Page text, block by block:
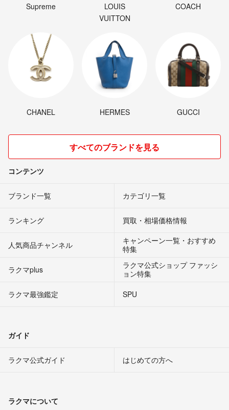
Supreme
LOUIS
VUITTON
COACH
CHANEL HERMES GUCCI
すべてのブランドを見る
コンテンツ
ブランド一覧 カテゴリ一覧
ランキング 買取・相場価格情報
人気商品チャンネル
キャンペーン一覧・おすすめ
特集
ラクマplus
ラクマ公式ショップ ファッシ
ョン特集
ラクマ最強鑑定
SPU
ガイド
ラクマ公式ガイド はじめての方へ
ラクマについて